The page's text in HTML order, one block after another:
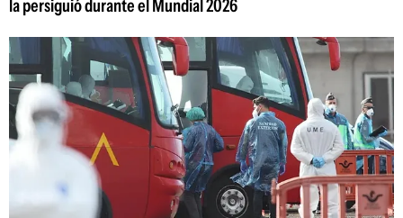
la persiguió durante el Mundial 2026